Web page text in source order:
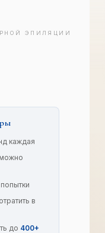
ЭПИЛЯЦИИ
каждая
в
до 400+